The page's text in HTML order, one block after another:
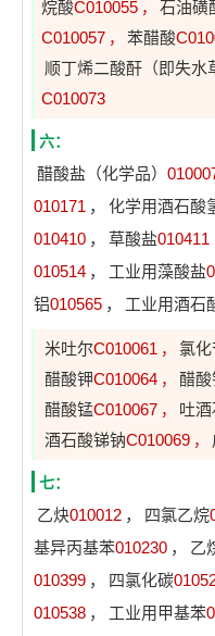
烷酸C010055 ， 石油磺
C010057 ， 苯醋酸
顺丁烯二酸酐（即失水
C010073
六：
醋酸盐（化学品）
010171 ， 化学用酒石酸
010410 ， 草酸盐010411
010514 ， 工业用藻酸盐
铝010565 ， 工业用酒石
米吐尔C010061 ， 氯化
醋酸钾C010064 ， 醋酸
醋酸锰C010067 ， 吐酒
酒石酸锑钠C010069 ，
七：
乙炔010012 ， 四氯乙烷
基异丙基苯010230 ， 乙
010399 ， 四氯化碳
010538 ， 工业用甲基苯